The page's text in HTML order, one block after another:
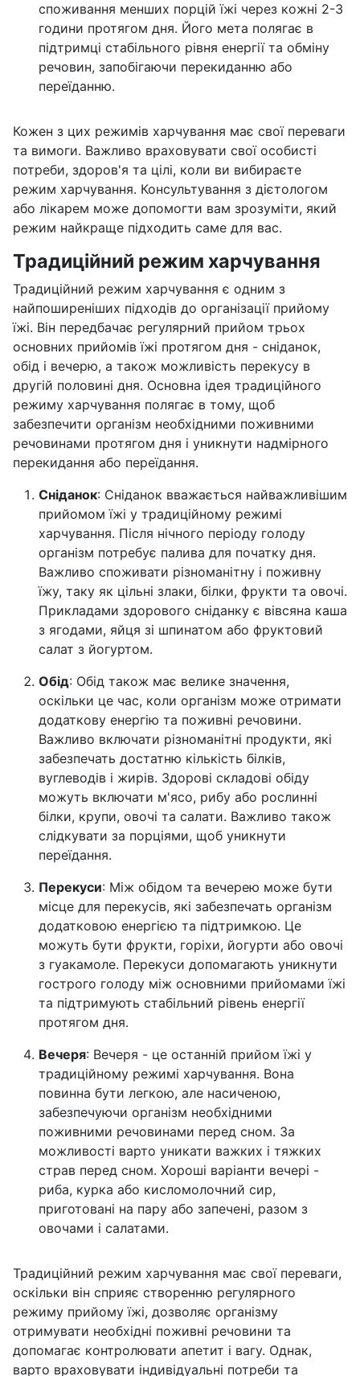
споживання менших порцій їжі через кожні 2-3
години протягом дня. Його мета полягає в
підтримці стабільного рівня енергії та обміну
речовин, запобігаючи перекиданню або
переїданню.
Кожен з цих режимів харчування має свої переваги
та вимоги. Важливо враховувати свої особисті
потреби, здоров'я та цілі, коли ви вибираєте
режим харчування. Консультування з дієтологом
або лікарем може допомогти вам зрозуміти, який
режим найкраще підходить саме для вас.
Традиційний режим харчування
Традиційний режим харчування є одним з
найпоширеніших підходів до організації прийому
їжі. Він передбачає регулярний прийом трьох
основних прийомів їжі протягом дня - сніданок,
обід і вечерю, а також можливість перекусу в
другій половині дня. Основна ідея традиційного
режиму харчування полягає в тому, щоб
забезпечити організм необхідними поживними
речовинами протягом дня і уникнути надмірного
перекидання або переїдання.
Сніданок: Сніданок вважається найважливішим
прийомом їжі у традиційному режимі
харчування. Після нічного періоду голоду
організм потребує палива для початку дня.
Важливо споживати різноманітну і поживну
їжу, таку як цільні злаки, білки, фрукти та овочі.
Прикладами здорового сніданку є вівсяна каша
з ягодами, яйця зі шпинатом або фруктовий
салат з йогуртом.
Обід: Обід також має велике значення,
оскільки це час, коли організм може отримати
додаткову енергію та поживні речовини.
Важливо включати різноманітні продукти, які
забезпечать достатню кількість білків,
вуглеводів і жирів. Здорові складові обіду
можуть включати м'ясо, рибу або рослинні
білки, крупи, овочі та салати. Важливо також
слідкувати за порціями, щоб уникнути
переїдання.
Перекуси: Між обідом та вечерею може бути
місце для перекусів, які забезпечать організм
додатковою енергією та підтримкою. Це
можуть бути фрукти, горіхи, йогурти або овочі
з гуакамоле. Перекуси допомагають уникнути
гострого голоду між основними прийомами їжі
та підтримують стабільний рівень енергії
протягом дня.
Вечеря: Вечеря - це останній прийом їжі у
традиційному режимі харчування. Вона
повинна бути легкою, але насиченою,
забезпечуючи організм необхідними
поживними речовинами перед сном. За
можливості варто уникати важких і тяжких
страв перед сном. Хороші варіанти вечері -
риба, курка або кисломолочний сир,
приготовані на пару або запечені, разом з
овочами і салатами.
Традиційний режим харчування має свої переваги,
оскільки він сприяє створенню регулярного
режиму прийому їжі, дозволяє організму
отримувати необхідні поживні речовини та
допомагає контролювати апетит і вагу. Однак,
варто враховувати індивідуальні потреби та